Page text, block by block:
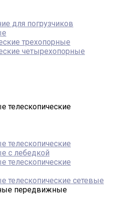
для погрузчиков
трехопорные
четырехопорные
телескопические
телескопические
с лебедкой
телескопические
телескопические сетевые
передвижные